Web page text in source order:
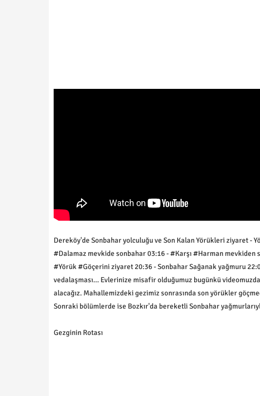
Dereköy'de Sonbahar yolculuğu ve Son Kalan Yörükleri ziyaret -
#Dalamaz mevkide sonbahar 03:16 - #Karşı #Harman
#Yörük #Göçerini ziyaret 20:36 - Sonbahar Sağanak yağmuru
vedalaşması... Evlerinize misafir olduğumuz bugünkü
alacağız. Mahallemizdeki gezimiz sonrasında son yörükler
Sonraki bölümlerde ise Bozkır'da bereketli Sonbahar
Gezginin Rotası